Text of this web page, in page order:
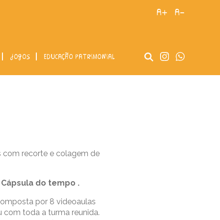
jogos educação patrimonial
a+ a-
com recorte e colagem de
Cápsula do tempo .
por 8 videoaulas
toda a turma reunida.